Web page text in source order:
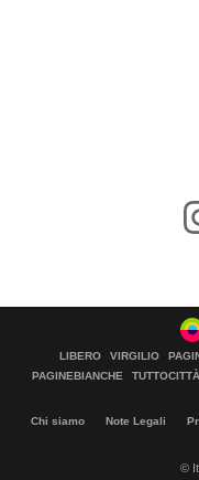
LIBERO VIRGILIO
PAGINEBIANCHE
TUTTOCITTÀ
Chi siamo Note Legali
©